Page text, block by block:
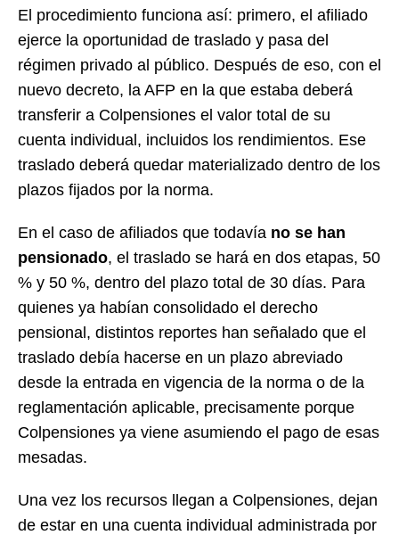
El procedimiento funciona así: primero, el afiliado
ejerce la oportunidad de traslado y pasa del
régimen privado al público. Después de eso, con el
nuevo decreto, la AFP en la que estaba deberá
transferir a Colpensiones el valor total de su
cuenta individual, incluidos los rendimientos. Ese
traslado deberá quedar materializado dentro de los
plazos fijados por la norma.
En el caso de afiliados que todavía no se han
pensionado, el traslado se hará en dos etapas, 50
% y 50 %, dentro del plazo total de 30 días. Para
quienes ya habían consolidado el derecho
pensional, distintos reportes han señalado que el
traslado debía hacerse en un plazo abreviado
desde la entrada en vigencia de la norma o de la
reglamentación aplicable, precisamente porque
Colpensiones ya viene asumiendo el pago de esas
mesadas.
Una vez los recursos llegan a Colpensiones, dejan
de estar en una cuenta individual administrada por